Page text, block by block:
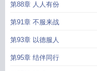
第88章 人人有份
第91章 不服来战
第93章 以德服人
第95章 结伴同行